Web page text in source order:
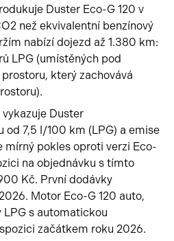
Duster Eco-G 120 v
než ekvivalentní benzínový
nabízí dojezd až 1.380 km:
LPG (umístěných pod
který zachovává
Duster
od 7,5 l/100 km (LPG) a emise
mírný pokles oproti verzi Eco-
na objednávku s tímto
Kč. První dodávky
Motor Eco-G 120 auto,
s automatickou
začátkem roku 2026.